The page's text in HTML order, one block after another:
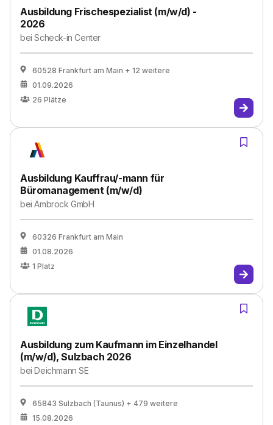
Ausbildung Frischespezialist (m/w/d) -
2026
beiScheck-in Center
60528 Frankfurt am Main + 12 weitere
01.09.2026
26 Plätze
Ausbildung Kauffrau/-mann für
Büromanagement (m/w/d)
beiAmbrock GmbH
60326 Frankfurt am Main
01.08.2026
1 Platz
Ausbildung zum Kaufmann im Einzelhandel
(m/w/d), Sulzbach 2026
beiDeichmann SE
65843 Sulzbach (Taunus) + 479 weitere
15.08.2026